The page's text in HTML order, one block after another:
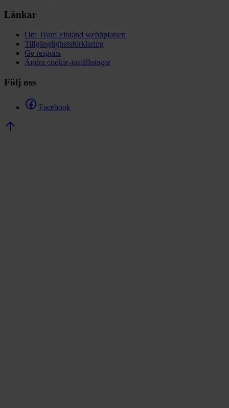
Länkar
Om Team Finland webbplatsen
Tillgänglighetsförklaring
Ge respons
Ändra cookie-inställningar
Följ oss
Facebook